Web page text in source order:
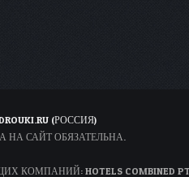
(РОССИЯ)
НА САЙТ ОБЯЗАТЕЛЬНА.
HOTELS COMBINED PTY